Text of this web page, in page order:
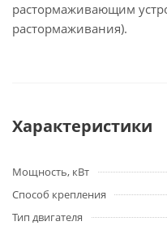
растормаживающим
растормаживания).
Характеристики
Мощность, кВт
Способ крепления
Тип двигателя